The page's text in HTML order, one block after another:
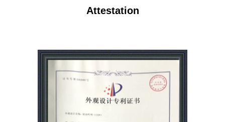
Attestation